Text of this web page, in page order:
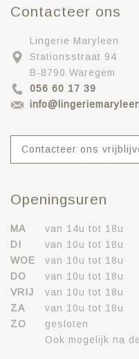
Contacteer ons
Lingerie Maryleen
Stationsstraat 94
B-8790 Waregem
056 60 17 39
Contacteer ons
Openingsuren
MA
van 14u tot 18u
DI
van 10u tot 18u
WOE
van 10u tot 18u
DO
van 10u tot 18u
VRIJ
van 10u tot 18u
ZA
van 10u tot 18u
ZO
gesloten
Ook mogelijk na